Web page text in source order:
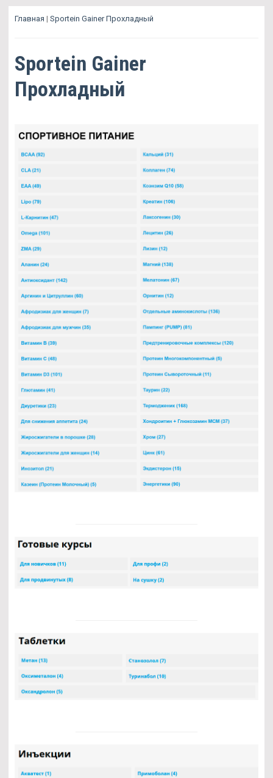
Главная | Sportein Gainer Прохладный
Sportein Gainer
Прохладный